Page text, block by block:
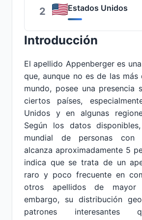
2 Estados Unidos
Introducción
El apellido Appenberger es
que, aunque no es de las más
mundo, posee una presencia
ciertos países,
Unidos y en algunas
Según los datos
mundial de personas con
alcanza aproximadamente 5
indica que se trata de un
raro y poco frecuente en
otros apellidos de mayor
embargo, su distribución
patrones interesantes